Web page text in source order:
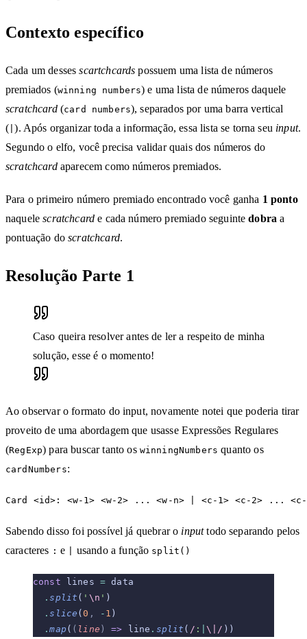
Contexto específico
Cada um dessesscartchcards possuem uma lista de números
premiados (winning numbers) e uma lista de números daquele
scratchcard(card numbers), separados por uma barra vertical
( ). Após organizar toda a informação, essa lista se torna seu input.
Segundo o elfo, você precisa validar quais dos números do
scratchcardaparecem como números premiados.
Para o primeiro número premiado encontrado você ganha 1 ponto
naquelescratchcard e cada número premiado seguintedobra a
pontuação doscratchcard.
Resolução Parte 1
Caso queira resolver antes de ler a respeito de minha
solução, esse é o momento!
Ao observar o formato do input, novamente notei que poderia tirar
proveito de uma abordagem que usasse Expressões Regulares
(RegExp) para buscar tanto os winningNumbers quanto os
cardNumbers:
Sabendo disso foi possível já quebrar o inputtodo separando pelos
caracteres : e usando a função split()
const lines = data
  .
split ( ' \n ' )
  .
slice (0 , - 1 )
  .
map ( ( line ) => line . split ( / : |\|/ ))